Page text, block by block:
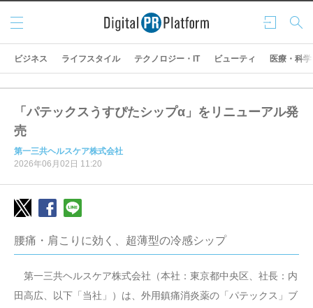
ログ
イン
検索
メニ
ュー
ビジネス ライフスタイル テクノロジー・IT ビューティ 医療・科学
「パテックスうすぴたシップα」をリニューアル発
売
第一三共ヘルスケア株式会社
2026年06月02日 11:20
腰痛・肩こりに効く、超薄型の冷感シップ
第一三共ヘルスケア株式会社（本社：東京都中央区、社長：内
田高広、以下「当社」）は、外用鎮痛消炎薬の「パテックス」ブ